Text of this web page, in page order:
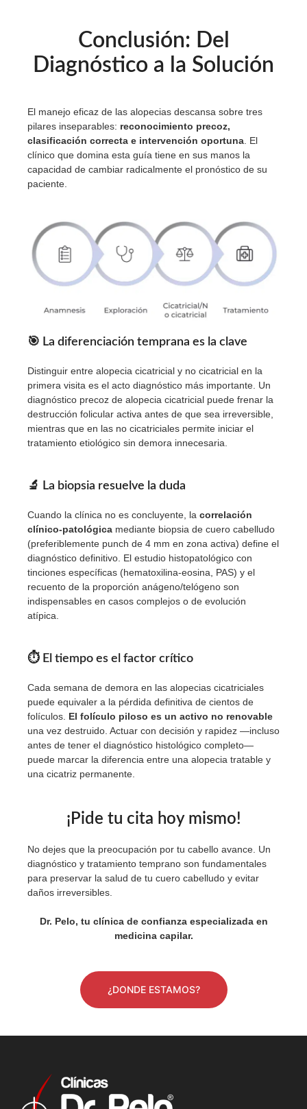
Conclusión: Del
Diagnóstico a la Solución
El manejo eficaz de las alopecias descansa sobre tres
pilares inseparables: reconocimiento precoz,
clasificación correcta e intervención oportuna. El
clínico que domina esta guía tiene en sus manos la
capacidad de cambiar radicalmente el pronóstico de su
paciente.
🎯 La diferenciación temprana es la clave
Distinguir entre alopecia cicatricial y no cicatricial en la
primera visita es el acto diagnóstico más importante. Un
diagnóstico precoz de alopecia cicatricial puede frenar la
destrucción folicular activa antes de que sea irreversible,
mientras que en las no cicatriciales permite iniciar el
tratamiento etiológico sin demora innecesaria.
🔬 La biopsia resuelve la duda
Cuando la clínica no es concluyente, la correlación
clínico-patológica mediante biopsia de cuero cabelludo
(preferiblemente punch de 4 mm en zona activa) define el
diagnóstico definitivo. El estudio histopatológico con
tinciones específicas (hematoxilina-eosina, PAS) y el
recuento de la proporción anágeno/telógeno son
indispensables en casos complejos o de evolución
atípica.
⏱ El tiempo es el factor crítico
Cada semana de demora en las alopecias cicatriciales
puede equivaler a la pérdida definitiva de cientos de
folículos. El folículo piloso es un activo no renovable
una vez destruido. Actuar con decisión y rapidez —incluso
antes de tener el diagnóstico histológico completo—
puede marcar la diferencia entre una alopecia tratable y
una cicatriz permanente.
¡Pide tu cita hoy mismo!
No dejes que la preocupación por tu cabello avance. Un
diagnóstico y tratamiento temprano son fundamentales
para preservar la salud de tu cuero cabelludo y evitar
daños irreversibles.
Dr. Pelo, tu clínica de confianza especializada en
medicina capilar.
¿DONDE ESTAMOS?